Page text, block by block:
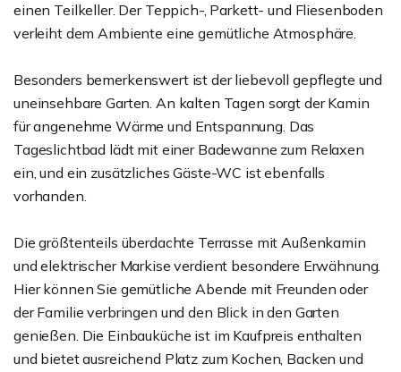
einen Teilkeller. Der Teppich-, Parkett- und Fliesenboden
verleiht dem Ambiente eine gemütliche Atmosphäre.
Besonders bemerkenswert ist der liebevoll gepflegte und
uneinsehbare Garten. An kalten Tagen sorgt der Kamin
für angenehme Wärme und Entspannung. Das
Tageslichtbad lädt mit einer Badewanne zum Relaxen
ein, und ein zusätzliches Gäste-WC ist ebenfalls
vorhanden.
Die größtenteils überdachte Terrasse mit Außenkamin
und elektrischer Markise verdient besondere Erwähnung.
Hier können Sie gemütliche Abende mit Freunden oder
der Familie verbringen und den Blick in den Garten
genießen. Die Einbauküche ist im Kaufpreis enthalten
und bietet ausreichend Platz zum Kochen, Backen und